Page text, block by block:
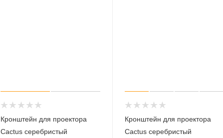
Кронштейн для проектора
Cactus серебристый
Кронштейн для проектора
Cactus серебристый